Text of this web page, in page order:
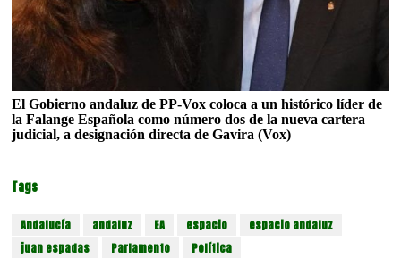
El Gobierno andaluz de PP-Vox coloca a un histórico líder de
la Falange Española como número dos de la nueva cartera
judicial, a designación directa de Gavira (Vox)
Tags
Andalucía andaluz EA espacio
espacio andaluz
juan espadas
Parlamento Política